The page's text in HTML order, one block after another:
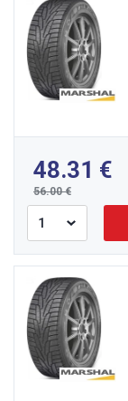
48.31
56.00